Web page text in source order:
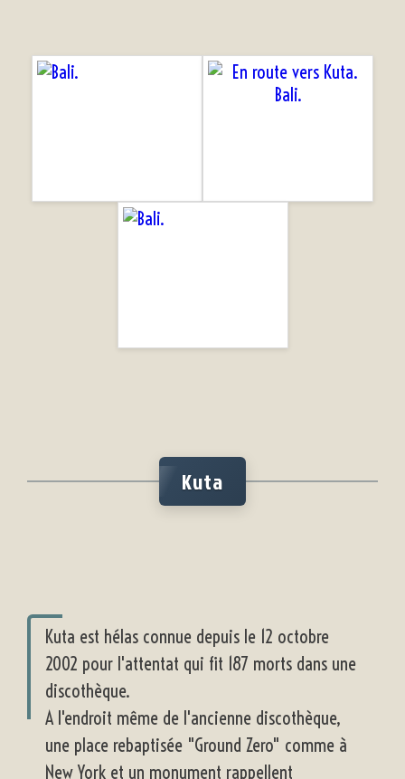
Kuta
Kuta est hélas connue depuis le 12 octobre
2002 pour l'attentat qui fit 187 morts dans une
discothèque.
A l'endroit même de l'ancienne discothèque,
une place rebaptisée "Ground Zero" comme à
New York et un monument rappellent